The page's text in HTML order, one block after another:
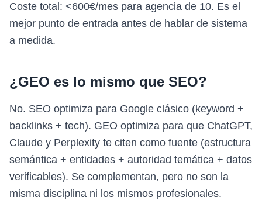
Coste total: <600€/mes para agencia de 10. Es el
mejor punto de entrada antes de hablar de sistema
a medida.
¿GEO es lo mismo que SEO?
No. SEO optimiza para Google clásico (keyword +
backlinks + tech). GEO optimiza para que ChatGPT,
Claude y Perplexity te citen como fuente (estructura
semántica + entidades + autoridad temática + datos
verificables). Se complementan, pero no son la
misma disciplina ni los mismos profesionales.